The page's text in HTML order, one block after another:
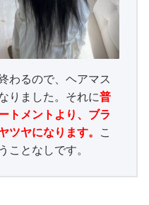
わるので、ヘアマス
りました。それに普
トメントより、ブラ
ツヤになります。 こ
ことなしです。